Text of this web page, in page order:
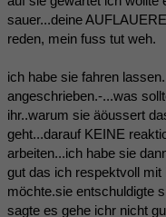
sauer...deine
reden, mein fuss tut weh.
ich habe sie fahren
angeschrieben.-...was
ihr..warum sie äöussert
geht...darauf KEINE
arbeiten...ich habe sie
gut das ich respektvoll
möchte.sie entschuldigte
sagte es gehe ichr nicht